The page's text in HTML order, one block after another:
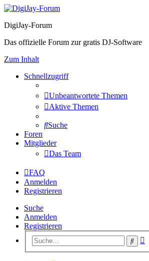
DigiJay-Forum
Das offizielle Forum zur gratis DJ-Software
Zum Inhalt
Schnellzugriff
Unbeantwortete Themen
Aktive Themen
Suche
Foren
Mitglieder
Das Team
FAQ
Anmelden
Registrieren
Suche
Anmelden
Registrieren
Suche